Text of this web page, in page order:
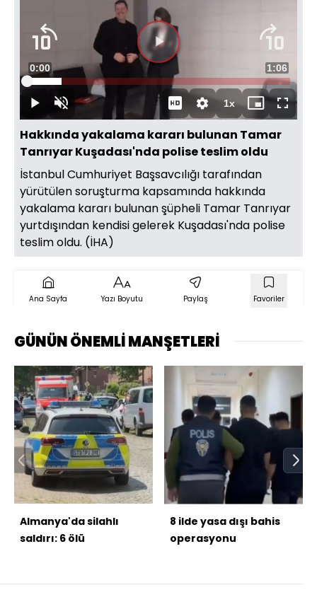
Videoyu
Oynat
OynatSesi
Aç
Süre
0:00 Toplam
Süre
1:06
Yüklendi:
1xOynatma
Hızı
Mini
oynatıcı
Tam
Ekran
Hakkında yakalama kararı bulunan Tamar
Tanrıyar Kuşadası'nda polise teslim oldu
İstanbul Cumhuriyet Başsavcılığı tarafından
yürütülen soruşturma kapsamında hakkında
yakalama kararı bulunan şüpheli Tamar Tanrıyar
yurtdışından kendisi gelerek Kuşadası'nda polise
teslim oldu. (İHA)
Ana Sayfa Yazı Boyutu Paylaş Favoriler
GÜNÜN ÖNEMLİ MANŞETLERİ
Almanya'da silahlı
saldırı: 6 ölü
8 ilde yasa dışı bahis
operasyonu